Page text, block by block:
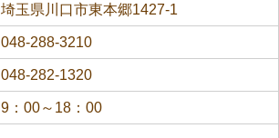
埼玉県川口市東本郷1427-1
048-288-3210
048-282-1320
9：00～18：00